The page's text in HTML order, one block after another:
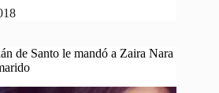
de Santo le mandó a Zaira Nara